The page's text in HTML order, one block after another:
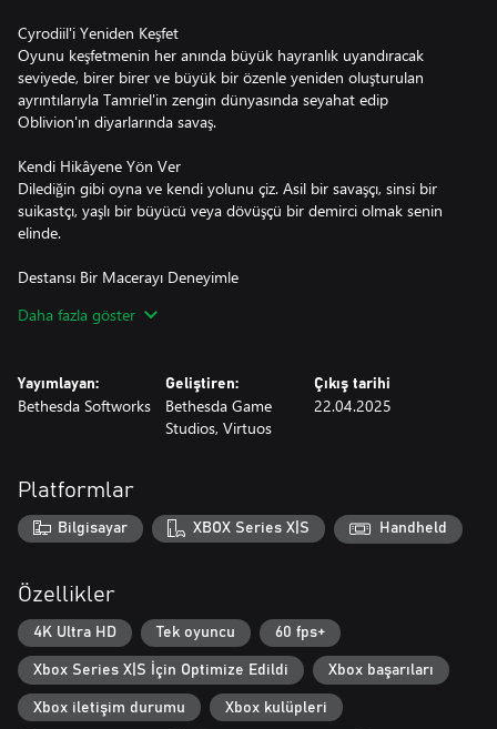
Cyrodiil'i Yeniden Keşfet
Oyunu keşfetmenin her anında büyük hayranlık uyandıracak
seviyede, birer birer ve büyük bir özenle yeniden oluşturulan
ayrıntılarıyla Tamriel'in zengin dünyasında seyahat edip
Oblivion'ın diyarlarında savaş.
Kendi Hikâyene Yön Ver
Dilediğin gibi oyna ve kendi yolunu çiz. Asil bir savaşçı, sinsi bir
suikastçı, yaşlı bir büyücü veya dövüşçü bir demirci olmak senin
elinde.
Destansı Bir Macerayı Deneyimle
karakterlerle karşılaş. Bir kılıç ustası ol, kuvvetli büyüleri kullanarak
Hikâyenin Tamamı
The Elder Scrolls IV: Oblivion Remastered içerisine dahil edilen,
hikâyeyi genişleten Shivering Isles ile Knights of the Nine ve diğer
***
The Elder Scrolls IV: Oblivion Remastered - Standard Edition
• Shivering Isles ve Knights of the Nine hikâye genişlemeleri
• Diğer indirilebilir içerikler: Fighter's Stronghold, Spell Tomes, Vile
Lair, Mehrune's Razor, The Thieves Den, Wizard's Tower, The
Orrery ve Horse Armor Pack
Daha fazla göster
Yayımlayan:
Bethesda Softworks
Geliştiren:
Bethesda Game
Studios, Virtuos
Çıkış tarihi
22.04.2025
Platformlar
Bilgisayar XBOX Series X|S Handheld
Özellikler
4K Ultra HD Tek oyuncu 60 fps+
Xbox Series X|S İçin Optimize Edildi Xbox başarıları
Xbox iletişim durumu Xbox kulüpleri